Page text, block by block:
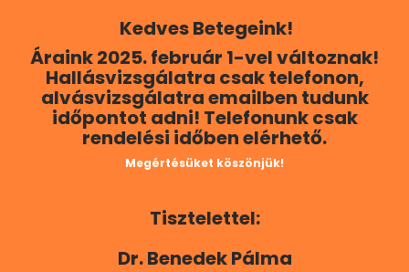
Kedves Betegeink!
Áraink 2025. február 1-vel változnak!
Hallásvizsgálatra csak telefonon,
alvásvizsgálatra emailben tudunk
időpontot adni! Telefonunk csak
rendelési időben elérhető.
Megértésüket köszönjük!
Tisztelettel:
Dr. Benedek Pálma
RÓLUNK
KAPCSOLAT
SZOLGÁLTATÁSAINK